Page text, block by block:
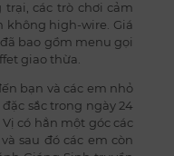
các trò chơi cảm
không high-wire. Giá
bao gồm menu gọi
giao thừa.
bạn và các em nhỏ
sắc trong ngày 24
có hẳn một góc các
sau đó các em còn